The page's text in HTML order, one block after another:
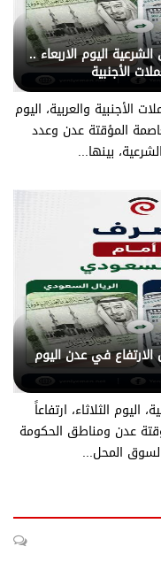
اليوم الاربعاء ..
الأجنبية
الأجنبية والعربية، اليوم
المؤقتة عدن وعدد
بينها...
في عدن اليوم
الثلاثاء، ارتفاعاً
عدن ومناطق الحكومة
المحل...